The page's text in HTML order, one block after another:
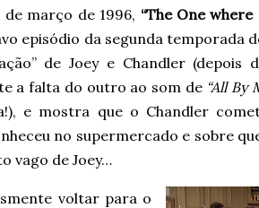
março de 1996, “The One
episódio da segunda temporada
de Joey e Chandler (depois
a falta do outro ao som de “All By
e mostra que o Chandler
no supermercado e sobre
vago de Joey…
voltar para o